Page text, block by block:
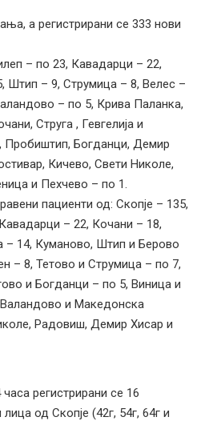
а регистрирани се 333 нови
– по 23, Кавадарци – 22,
Штип – 9, Струмица – 8, Велес –
– по 5, Крива Паланка,
Струга , Гевгелија и
Пробиштип, Богданци, Демир
Кичево, Свети Николе,
и Пехчево – по 1.
пациенти од: Скопје – 135,
– 22, Кочани – 18,
– 14, Куманово, Штип и Берово
– 8, Тетово и Струмица – по 7,
и Богданци – по 5, Виница и
и Македонска
Радовиш, Демир Хисар и
регистрирани се 16
од Скопје (42г, 54г, 64г и